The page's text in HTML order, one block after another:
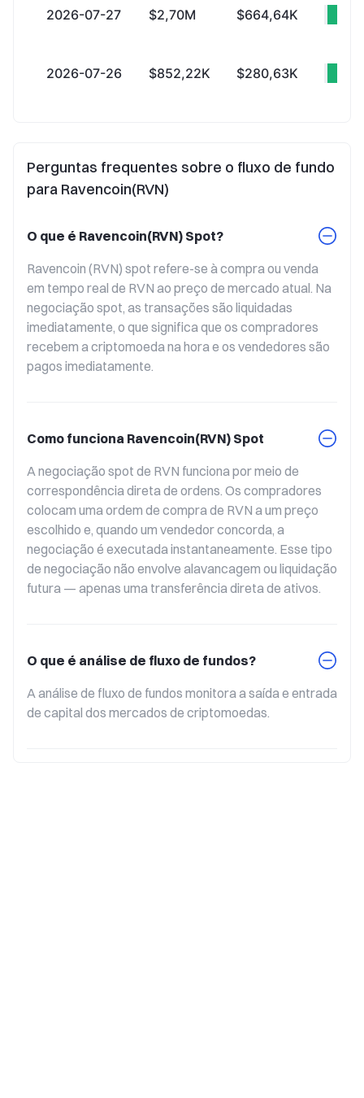
2026-07-27 $2,70M $664,64K
2026-07-26 $852,22K $280,63K
Perguntas frequentes sobre o fluxo de fundo
para Ravencoin(RVN)
O que é Ravencoin(RVN) Spot?
Ravencoin (RVN) spot refere-se à compra ou venda
em tempo real de RVN ao preço de mercado atual. Na
negociação spot, as transações são liquidadas
imediatamente, o que significa que os compradores
recebem a criptomoeda na hora e os vendedores são
pagos imediatamente.
Como funciona Ravencoin(RVN) Spot
A negociação spot de RVN funciona por meio de
correspondência direta de ordens. Os compradores
colocam uma ordem de compra de RVN a um preço
escolhido e, quando um vendedor concorda, a
negociação é executada instantaneamente. Esse tipo
de negociação não envolve alavancagem ou liquidação
futura — apenas uma transferência direta de ativos.
O que é análise de fluxo de fundos?
A análise de fluxo de fundos monitora a saída e entrada
de capital dos mercados de criptomoedas.